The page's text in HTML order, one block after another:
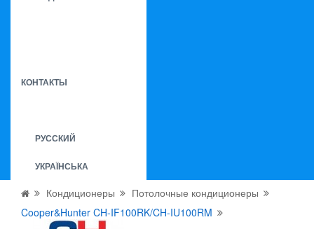
КОНТАКТЫ
РУССКИЙ
УКРАЇНСЬКА
Кондиционеры
Потолочные кондиционеры
Cooper&Hunter CH-IF100RK/CH-IU100RM